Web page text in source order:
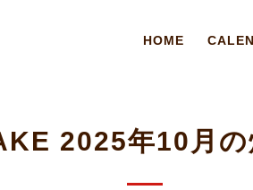
HOME
2025年10月の